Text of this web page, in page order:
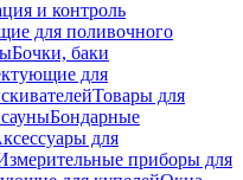
и контроль
для поливочного
Бочки, баки
для
Товары для
Бондарные
для
приборы для